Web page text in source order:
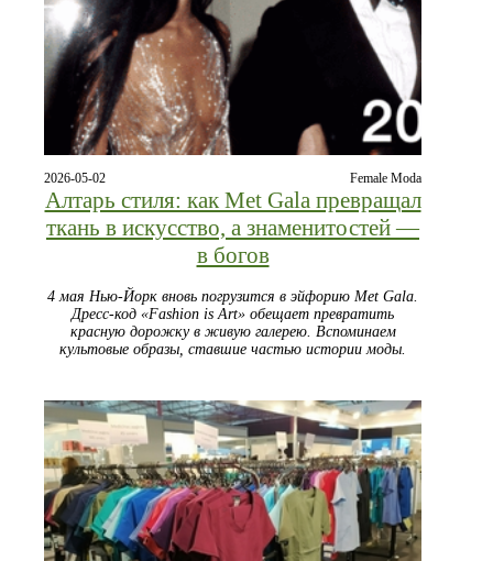
2026-05-02 Female Moda
Алтарь стиля: как Met Gala превращал
ткань в искусство, а знаменитостей —
в богов
4 мая Нью-Йорк вновь погрузится в эйфорию Met Gala.
Дресс-код «Fashion is Art» обещает превратить
красную дорожку в живую галерею. Вспоминаем
культовые образы, ставшие частью истории моды.